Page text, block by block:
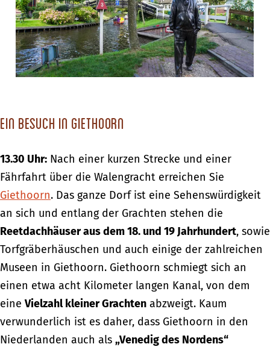
Ein Besuch in Giethoorn
13.30 Uhr: Nach einer kurzen Strecke und einer
Fährfahrt über die Walengracht erreichen Sie
Giethoorn. Das ganze Dorf ist eine Sehenswürdigkeit
an sich und entlang der Grachten stehen die
Reetdachhäuser aus dem 18. und 19 Jahrhundert, sowie
Torfgräberhäuschen und auch einige der zahlreichen
Museen in Giethoorn. Giethoorn schmiegt sich an
einen etwa acht Kilometer langen Kanal, von dem
eineVielzahl kleiner Grachten abzweigt. Kaum
verwunderlich ist es daher, dass Giethoorn in den
Niederlanden auch als „Venedig des Nordens“